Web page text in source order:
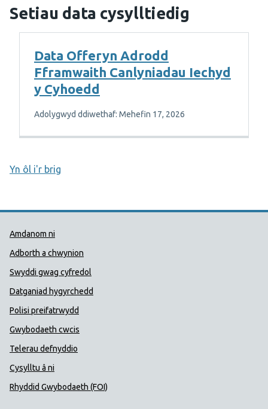
Setiau data cysylltiedig
Data Offeryn Adrodd
Fframwaith Canlyniadau Iechyd
y Cyhoedd
Adolygwyd ddiwethaf: Mehefin 17, 2026
Yn ôl i'r brig
Dolenni Cymorth Iechyd
Amdanom ni
Adborth a chwynion
Swyddi gwag cyfredol
Datganiad hygyrchedd
Polisi preifatrwydd
Gwybodaeth cwcis
Telerau defnyddio
Cysylltu â ni
Rhyddid Gwybodaeth (FOI)